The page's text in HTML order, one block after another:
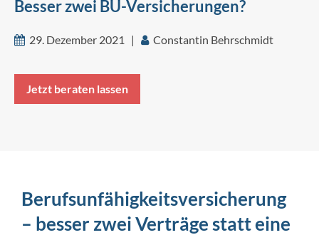
Besser zwei BU-Versicherungen?
29. Dezember 2021 | Constantin Behrschmidt
Jetzt beraten lassen
Berufsunfähigkeitsversicherung
– besser zwei Verträge statt eine